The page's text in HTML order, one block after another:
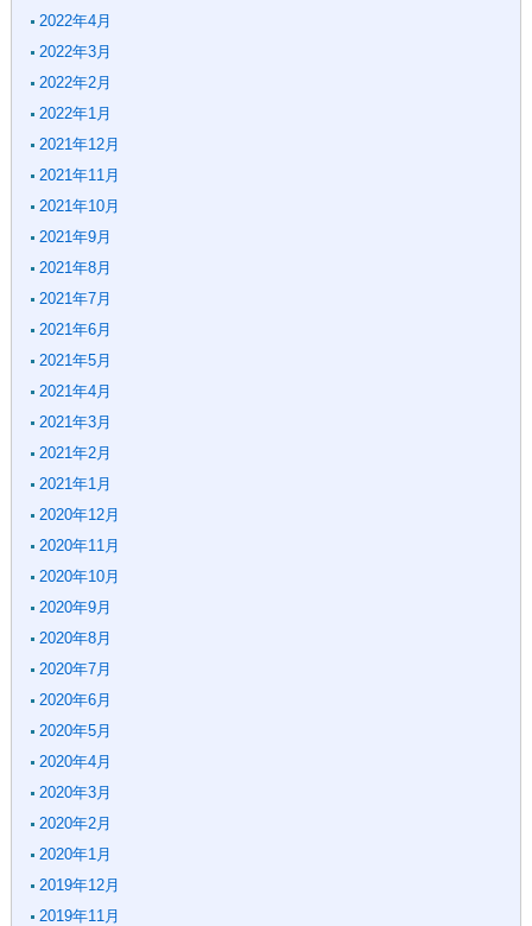
2022年4月
2022年3月
2022年2月
2022年1月
2021年12月
2021年11月
2021年10月
2021年9月
2021年8月
2021年7月
2021年6月
2021年5月
2021年4月
2021年3月
2021年2月
2021年1月
2020年12月
2020年11月
2020年10月
2020年9月
2020年8月
2020年7月
2020年6月
2020年5月
2020年4月
2020年3月
2020年2月
2020年1月
2019年12月
2019年11月